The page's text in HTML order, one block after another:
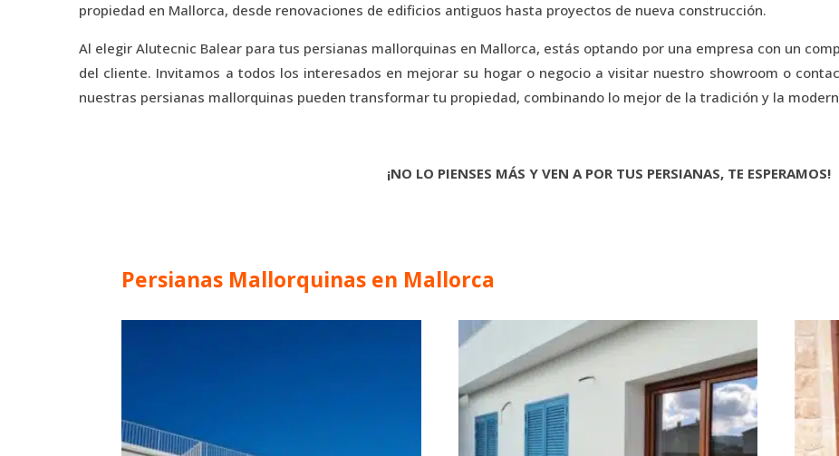
propiedad en Mallorca, desde renovaciones de edificios antiguos hasta proyectos de nueva construcción.
Al elegir Alutecnic Balear para tus persianas mallorquinas en Mallorca, estás optando por una empresa con un
del cliente. Invitamos a todos los interesados en mejorar su hogar o negocio a visitar nuestro showroom o
nuestras persianas mallorquinas pueden transformar tu propiedad, combinando lo mejor de la tradición y la
¡NO LO PIENSES MÁS Y VEN A POR TUS PERSIANAS, TE ESPERAMOS!
Persianas Mallorquinas en Mallorca